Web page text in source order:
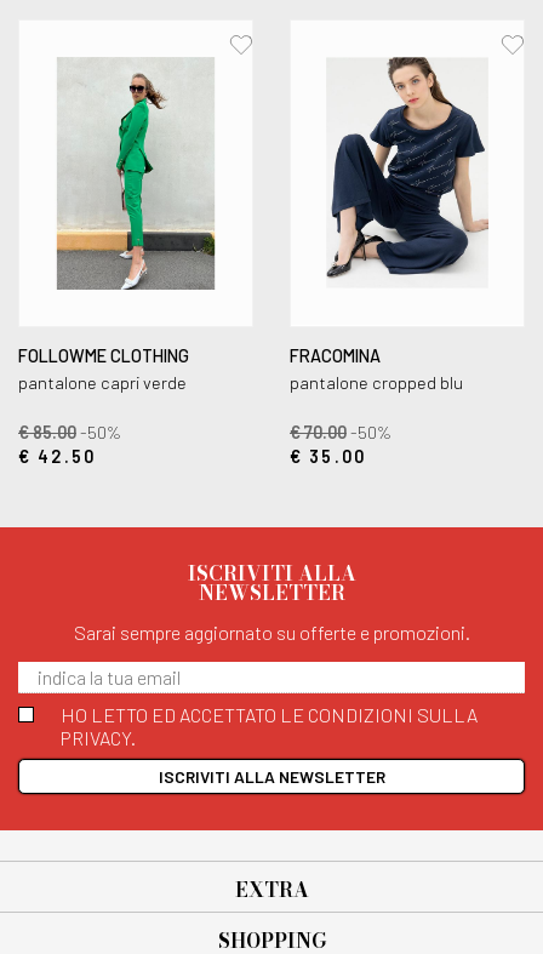
FOLLOWME CLOTHING
pantalone capri verde
€ 85.00-50%
€ 42.50
FRACOMINA
pantalone cropped blu
€ 70.00-50%
€ 35.00
ISCRIVITI ALLA
NEWSLETTER
Sarai sempre aggiornato su offerte e promozioni.
HO LETTO ED ACCETTATO LE CONDIZIONI SULLA
PRIVACY.
ISCRIVITI ALLA NEWSLETTER
EXTRA
SHOPPING